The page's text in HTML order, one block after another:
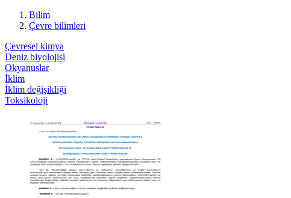
Bilim
Çevre bilimleri
Çevresel kimya
Deniz biyolojisi
Okyanuslar
İklim
İklim değişikliği
Toksikoloji